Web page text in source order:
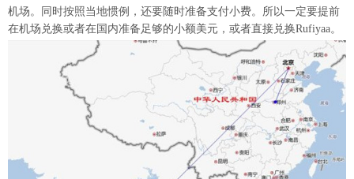
机场。同时按照当地惯例，还要随时准备支付小费。所以一定要提前
在机场兑换或者在国内准备足够的小额美元，或者直接兑换Rufiyaa。